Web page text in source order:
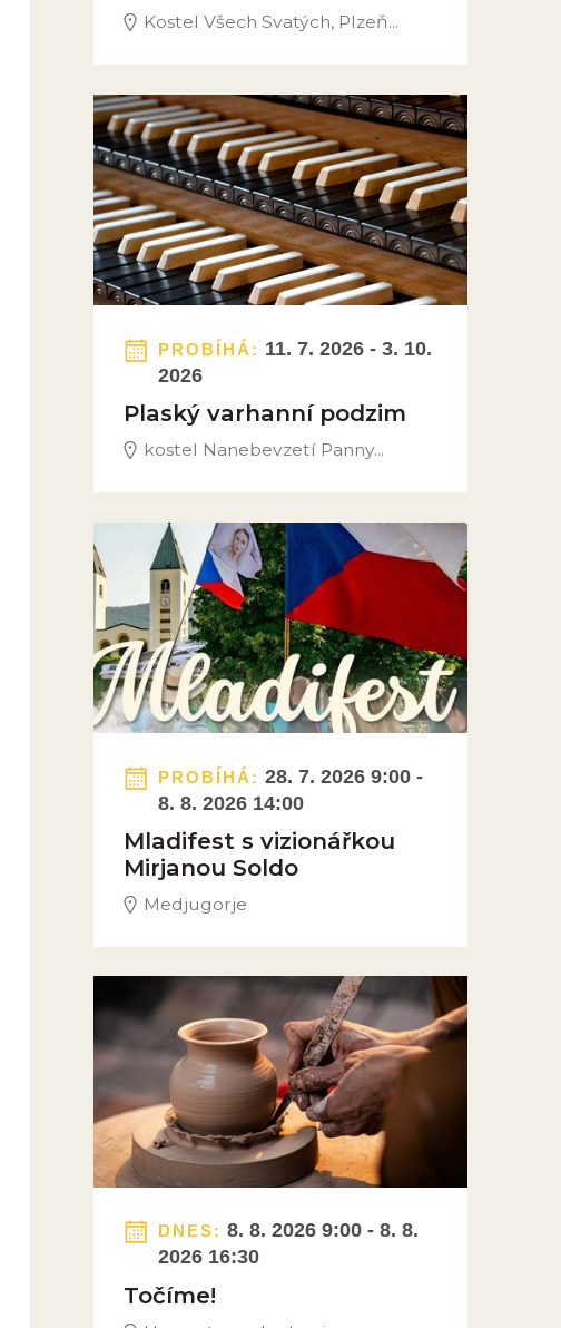
Kostel Všech Svatých, Plzeň...
Obrázek novinky
PROBÍHÁ: 11. 7. 2026 - 3. 10.
2026
Plaský varhanní podzim
kostel Nanebevzetí Panny...
Obrázek novinky
PROBÍHÁ: 28. 7. 2026 9:00 -
8. 8. 2026 14:00
Mladifest s vizionářkou
Mirjanou Soldo
Medjugorje
Obrázek novinky
DNES: 8. 8. 2026 9:00 - 8. 8.
2026 16:30
Točíme!